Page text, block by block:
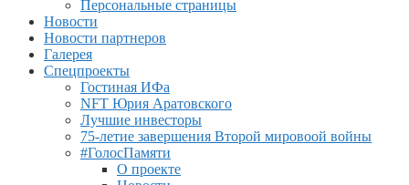
Персональные страницы
Новости
Новости партнеров
Галерея
Спецпроекты
Гостиная ИФа
NFT Юрия Аратовского
Лучшие инвесторы
75-летие завершения Второй мировоой войны
#ГолосПамяти
О проекте